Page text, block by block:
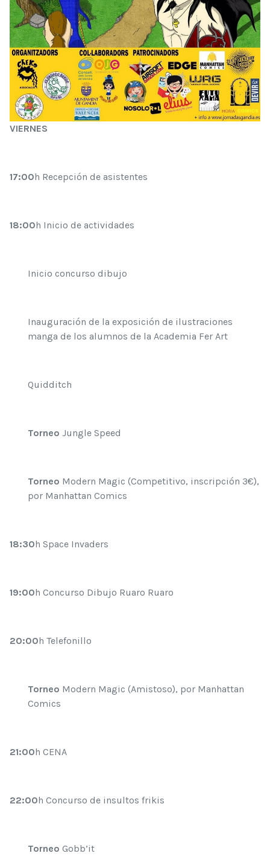
VIERNES
17:00h Recepción de asistentes
18:00h Inicio de actividades
Inicio concurso dibujo
Inauguración de la exposición de ilustraciones
manga de los alumnos de la Academia Fer Art
Quidditch
Torneo Jungle Speed
Torneo Modern Magic (Competitivo, inscripción 3€),
por Manhattan Comics
18:30h Space Invaders
19:00h Concurso Dibujo Ruaro Ruaro
20:00h Telefonillo
Torneo Modern Magic (Amistoso), por Manhattan
Comics
21:00h CENA
22:00h Concurso de insultos frikis
Torneo Gobb’it